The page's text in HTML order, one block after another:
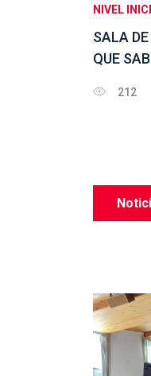
NIVEL
SALA
QUE
212